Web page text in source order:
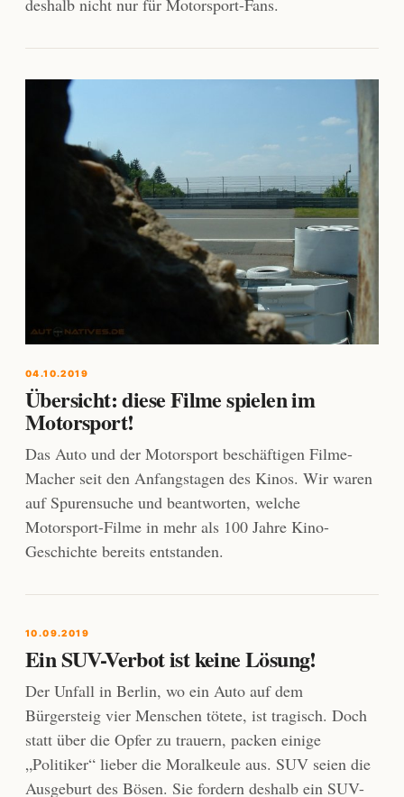
deshalb nicht nur für Motorsport-Fans.
04.10.2019
Übersicht: diese Filme spielen im
Motorsport!
Das Auto und der Motorsport beschäftigen Filme-
Macher seit den Anfangstagen des Kinos. Wir waren
auf Spurensuche und beantworten, welche
Motorsport-Filme in mehr als 100 Jahre Kino-
Geschichte bereits entstanden.
10.09.2019
Ein SUV-Verbot ist keine Lösung!
Der Unfall in Berlin, wo ein Auto auf dem
Bürgersteig vier Menschen tötete, ist tragisch. Doch
statt über die Opfer zu trauern, packen einige
„Politiker“ lieber die Moralkeule aus. SUV seien die
Ausgeburt des Bösen. Sie fordern deshalb ein SUV-